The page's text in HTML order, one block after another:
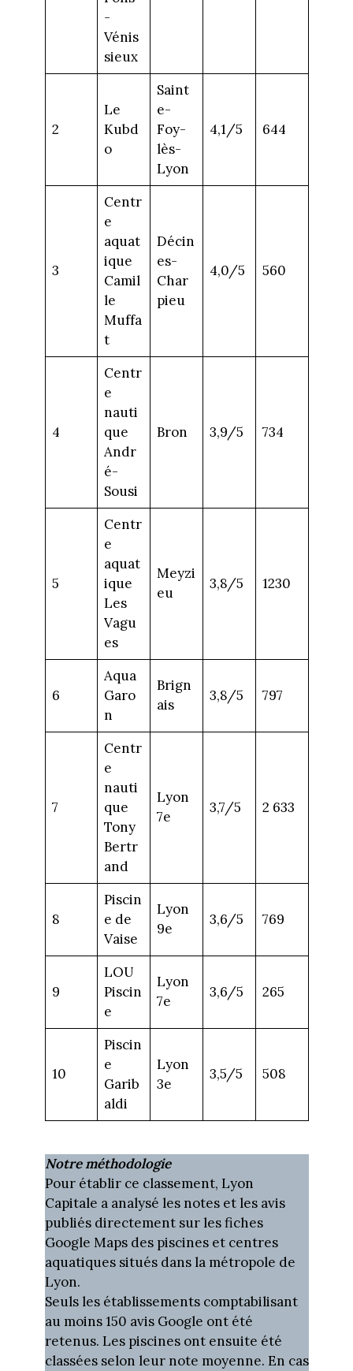
-
Vénis
sieux
2
Le
Kubd
o
Saint
e-
Foy-
lès-
Lyon
4,1/5 644
3
Centr
e
aquat
ique
Camil
le
Muffa
t
Décin
es-
Char
pieu
4,0/5 560
4
Centr
e
nauti
que
Andr
é-
Sousi
Bron 3,9/5 734
5
Centr
e
aquat
ique
Les
Vagu
es
Meyzi
eu
3,8/5 1230
6
Aqua
Garo
n
Brign
ais
3,8/5 797
7
Centr
e
nauti
que
Tony
Bertr
and
Lyon
7e
3,7/5 2 633
8
Piscin
e de
Vaise
Lyon
9e
3,6/5 769
9
LOU
Piscin
e
Lyon
7e
3,6/5 265
10
Piscin
e
Garib
aldi
Lyon
3e
3,5/5 508
Notre méthodologie
Pour établir ce classement, Lyon
Capitale a analysé les notes et les avis
publiés directement sur les fiches
Google Maps des piscines et centres
aquatiques situés dans la métropole de
Lyon.
Seuls les établissements comptabilisant
au moins 150 avis Google ont été
retenus. Les piscines ont ensuite été
classées selon leur note moyenne. En cas